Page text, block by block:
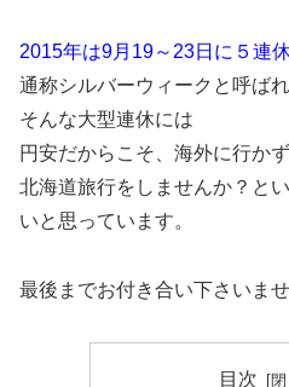
2015年は9月19～23日に５連
通称シルバーウィークと呼ば
そんな大型連休には
円安だからこそ、海外に行か
北海道旅行をしませんか？と
いと思っています。
最後までお付き合い下さいませ
目次